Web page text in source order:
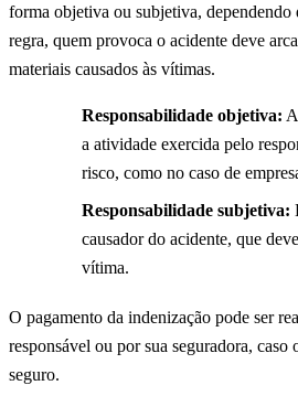
forma objetiva ou subjetiva, dependendo
regra, quem provoca o acidente deve
materiais causados às vítimas.
Responsabilidade objetiva:
a atividade exercida pelo
risco, como no caso de
Responsabilidade subjetiva:
causador do acidente, que
vítima.
O pagamento da indenização pode ser
responsável ou por sua seguradora,
seguro.